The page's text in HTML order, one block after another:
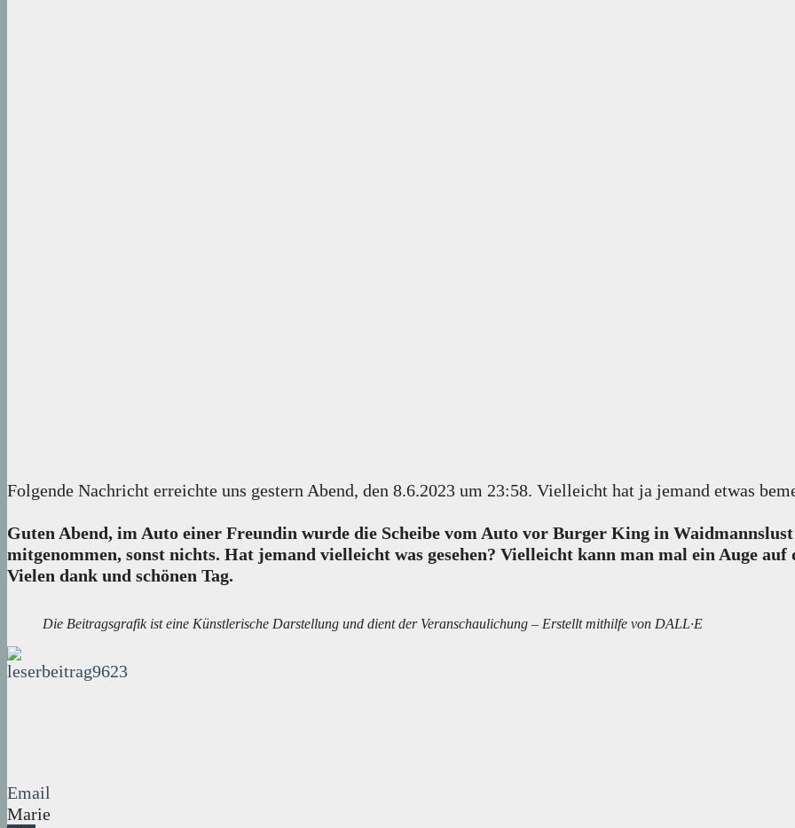
Folgende Nachricht erreichte uns gestern Abend, den 8.6.2023 um 23:58. Vielleicht hat ja jemand etwas
Guten Abend, im Auto einer Freundin wurde die Scheibe vom Auto vor Burger King in
mitgenommen, sonst nichts. Hat jemand vielleicht was gesehen? Vielleicht kann man mal ein Auge auf
Vielen dank und schönen Tag.
Die Beitragsgrafik ist eine Künstlerische Darstellung und dient der Veranschaulichung – Erstellt mithilfe von DALL·E
Email
Marie